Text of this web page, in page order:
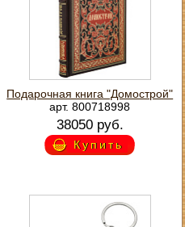
Подарочная книга "Домострой"
арт. 800718998
38050 руб.
Купить